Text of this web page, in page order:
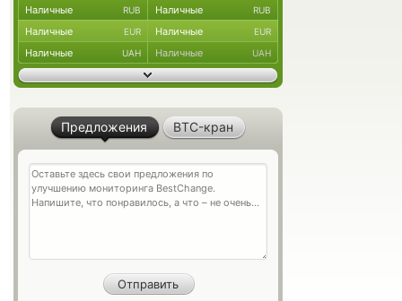
Наличные RUB Наличные RUB
Наличные EUR Наличные EUR
Наличные UAH Наличные UAH
Предложения BTC-кран